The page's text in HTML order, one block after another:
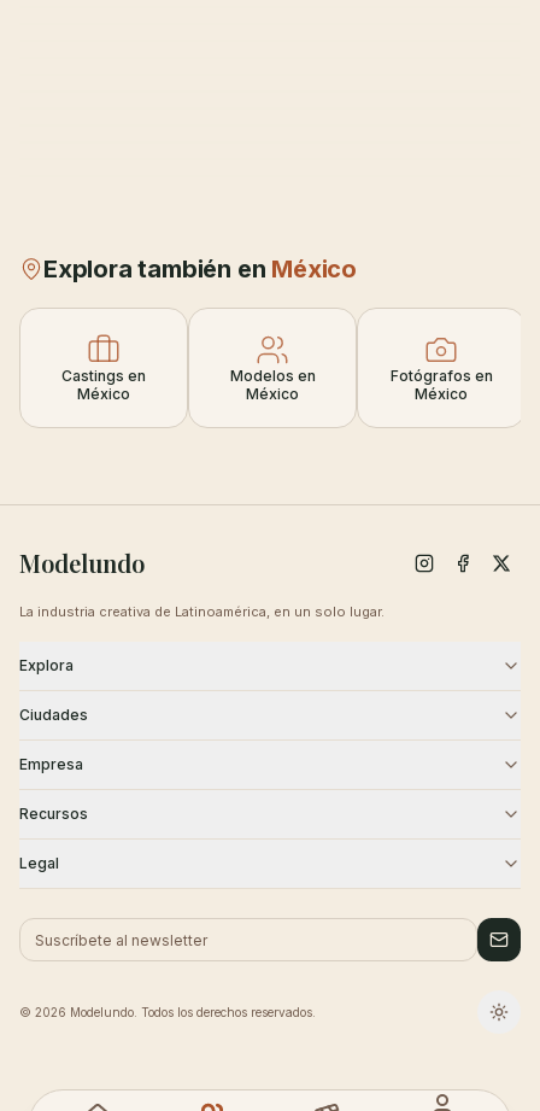
Explora también en México
Castings en
México
Modelos en
México
Fotógrafos en
México
Modelundo
La industria creativa de Latinoamérica, en un solo lugar.
Explora
Castings Creativos
Ciudades
Monterrey Puebla
Tijuana
Empresa
Contacto Carreras
Recursos
Historias de Éxito Centro de Ayuda
Legal
Cookies
© 2026 Modelundo. Todos los derechos reservados.